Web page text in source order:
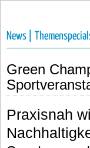
News |
Green
Praxisnah